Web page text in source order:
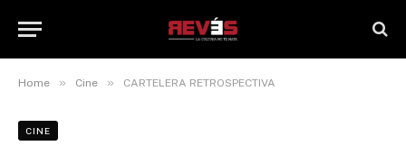
Home » Cine » CARTELERA RETROSPECTIVA
CINE